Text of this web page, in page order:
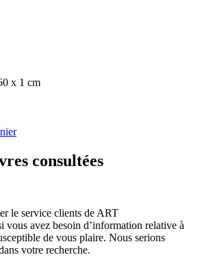
x 1 cm
consultées
le service clients de ART
avez besoin d’information relative à
de vous plaire. Nous serions
votre recherche.